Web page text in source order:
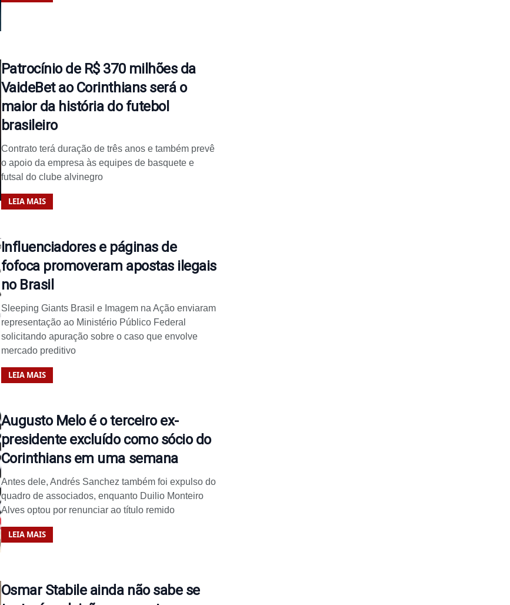
Patrocínio de R$ 370 milhões da
VaideBet ao Corinthians será o
maior da história do futebol
brasileiro
Contrato terá duração de três anos e também prevê
o apoio da empresa às equipes de basquete e
futsal do clube alvinegro
LEIA MAIS
Influenciadores e páginas de
fofoca promoveram apostas ilegais
no Brasil
Sleeping Giants Brasil e Imagem na Ação enviaram
representação ao Ministério Público Federal
solicitando apuração sobre o caso que envolve
mercado preditivo
LEIA MAIS
Augusto Melo é o terceiro ex-
presidente excluído como sócio do
Corinthians em uma semana
Antes dele, Andrés Sanchez também foi expulso do
quadro de associados, enquanto Duilio Monteiro
Alves optou por renunciar ao título remido
LEIA MAIS
Osmar Stabile ainda não sabe se